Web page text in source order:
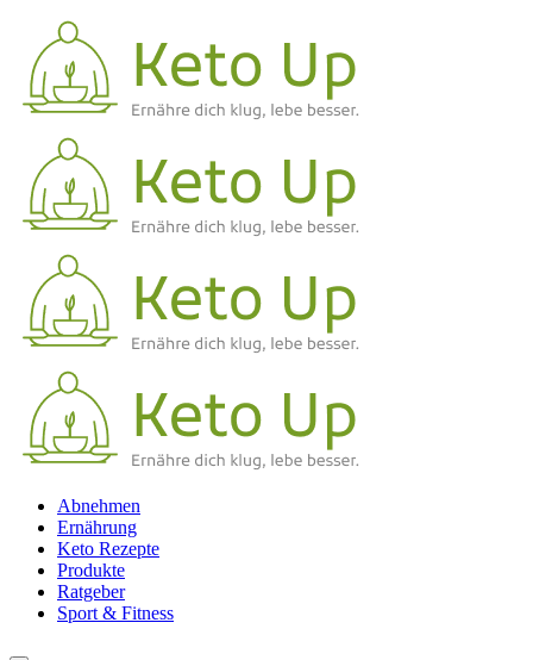
Abnehmen
Ernährung
Keto Rezepte
Produkte
Ratgeber
Sport & Fitness